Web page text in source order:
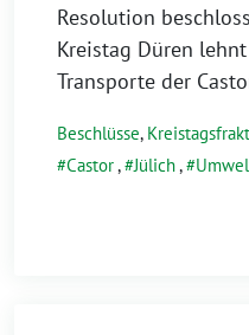
Resolution
Kreistag Düren
Transporte der
Beschlüsse,
Castor, Jülich,